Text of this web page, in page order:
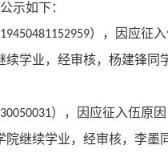
示如下：
19450481152959）， 因应征入
续学业，经审核，杨建锋同
） ， 因应征入伍原因
院继续学业，经审核，李墨